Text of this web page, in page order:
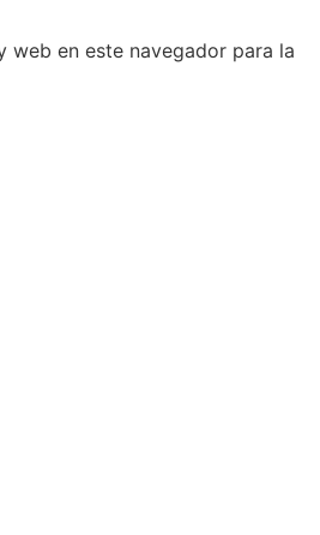
web en este navegador para la